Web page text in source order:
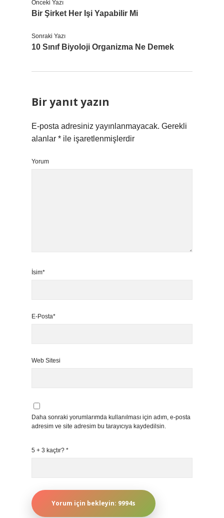
Önceki Yazı
Bir Şirket Her Işi Yapabilir Mi
Sonraki Yazı
10 Sınıf Biyoloji Organizma Ne Demek
Bir yanıt yazın
E-posta adresiniz yayınlanmayacak. Gerekli
alanlar * ile işaretlenmişlerdir
Yorum
İsim*
E-Posta*
Web Sitesi
Daha sonraki yorumlarımda kullanılması için adım, e-posta
adresim ve site adresim bu tarayıcıya kaydedilsin.
5 + 3 kaçtır? *